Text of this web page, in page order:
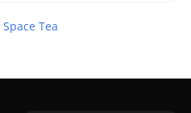
Space Tea